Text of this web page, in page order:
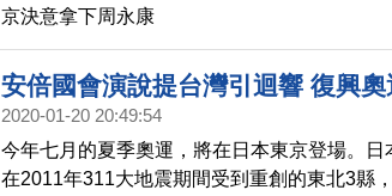
京決意拿下周永康
安倍國會演說提台灣引迴響 復興
2020-01-20 20:49:54
今年七月的夏季奧運，將在日本東京登場。日
在2011年311大地震期間受到重創的東北3縣